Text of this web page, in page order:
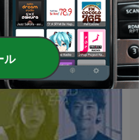
ル